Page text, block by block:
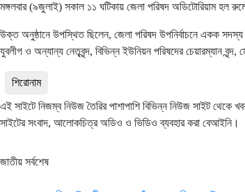
মঙ্গলবার (৯জুলাই) সকাল ১১ ঘটিকায় জেলা পরিষদ অডিটোরিয়াম হল
উক্ত অনুষ্ঠানে উপস্থিত ছিলেন, জেলা পরিষদ উপনির্বাচনে একক
যুবলীগ ও অন্যান্য নেতৃবৃন্দ, বিভিন্ন ইউনিয়ন পরিষদের চেয়ারম্যান
শিরোনাম
এই সাইটে নিজম্ব নিউজ তৈরির পাশাপাশি বিভিন্ন নিউজ সাইট
সাইটের সংবাদ, আলোকচিত্র অডিও ও ভিডিও ব্যবহার করা বেআইনি।
জাতীয় সর্বশেষ